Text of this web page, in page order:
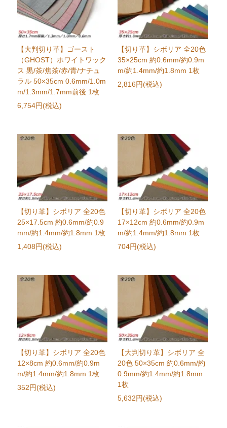
【大判切り革】ゴースト
（GHOST）ホワイトワック
ス 黒/茶/焦茶/赤/青/ナチュ
ラル 50×35cm 0.6mm/1.0m
m/1.3mm/1.7mm前後 1枚
6,754円(税込)
【切り革】シボリア 全20色
35×25cm 約0.6mm/約0.9m
m/約1.4mm/約1.8mm 1枚
2,816円(税込)
【切り革】シボリア 全20色
25×17.5cm 約0.6mm/約0.9
mm/約1.4mm/約1.8mm 1枚
1,408円(税込)
【切り革】シボリア 全20色
17×12cm 約0.6mm/約0.9m
m/約1.4mm/約1.8mm 1枚
704円(税込)
【切り革】シボリア 全20色
12×8cm 約0.6mm/約0.9m
m/約1.4mm/約1.8mm 1枚
352円(税込)
【大判切り革】シボリア 全
20色 50×35cm 約0.6mm/約
0.9mm/約1.4mm/約1.8mm
1枚
5,632円(税込)